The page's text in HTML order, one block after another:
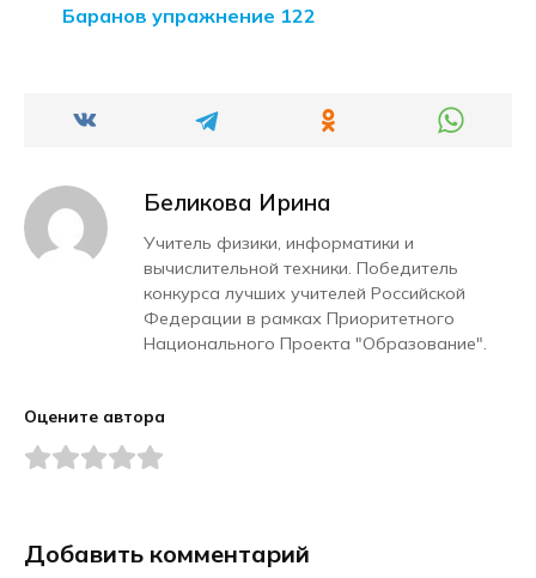
Баранов упражнение 122
Беликова Ирина
Учитель физики, информатики и
вычислительной техники. Победитель
конкурса лучших учителей Российской
Федерации в рамках Приоритетного
Национального Проекта "Образование".
Оцените автора
Добавить комментарий